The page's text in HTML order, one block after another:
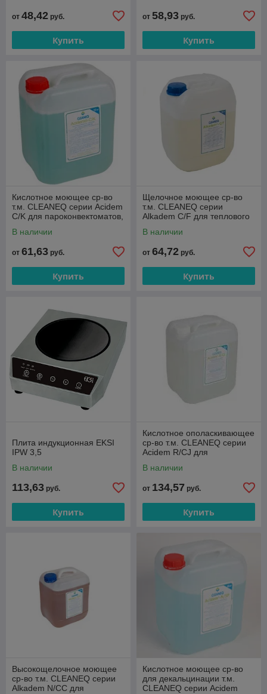
от 48,42 руб.
Купить
от 58,93 руб.
Купить
Кислотное моющее ср-во
т.м. CLEANEQ серии Acidem
C/K для пароконвектоматов,
В наличии
от 61,63 руб.
Купить
Щелочное моющее ср-во
т.м. CLEANEQ серии
Alkadem C/F для теплового
В наличии
от 64,72 руб.
Купить
Плита индукционная EKSI
IPW 3,5
В наличии
113,63 руб.
Купить
Кислотное ополаскивающее
ср-во т.м. CLEANEQ серии
Acidem R/CJ для
В наличии
от 134,57 руб.
Купить
Высокощелочное моющее
ср-во т.м. CLEANEQ серии
Alkadem N/CC для
Кислотное моющее ср-во
для декальцинации т.м.
CLEANEQ серии Acidem